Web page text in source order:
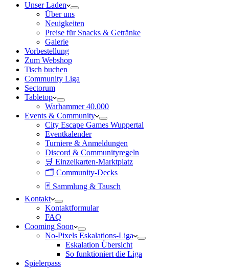
Unser Laden
Über uns
Neuigkeiten
Preise für Snacks & Getränke
Galerie
Vorbestellung
Zum Webshop
Tisch buchen
Community Liga
Sectorum
Tabletop
Warhammer 40.000
Events & Community
City Escape Games Wuppertal
Eventkalender
Turniere & Anmeldungen
Discord & Communityregeln
🛒 Einzelkarten-Marktplatz
🗂 Community-Decks
🃏 Sammlung & Tausch
Kontakt
Kontaktformular
FAQ
Cooming Soon
No-Pixels Eskalations-Liga
Eskalation Übersicht
So funktioniert die Liga
Spielerpass